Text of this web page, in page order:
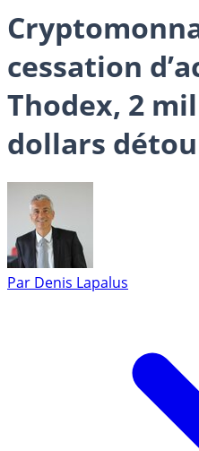
cessation
Thodex, 2
dollars
Par Denis Lapalus